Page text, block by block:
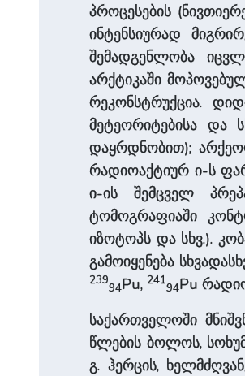
პროცესების
ინტენსიურად
შემადგენლობა
არქტიკაში
რეკონსტრუქცია.
მეტეორიტებისა და
დაყრდნობით);
რადიოაქტიურ ი-ს
ი-ის შემცველ
ტომოგრაფიაში
იზოტოპს და სხვ.).
გამოიყენება
239
94Pu, 241
94Pu
საქართველოში
წლების ბოლოს,
გ. ჰერცის,